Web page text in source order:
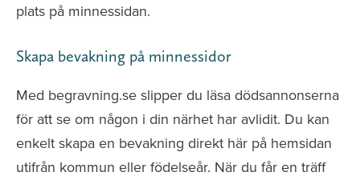
plats på minnessidan.
Skapa bevakning på minnessidor
Med begravning.se slipper du läsa dödsannonserna
för att se om någon i din närhet har avlidit. Du kan
enkelt skapa en bevakning direkt här på hemsidan
utifrån kommun eller födelseår. När du får en träff